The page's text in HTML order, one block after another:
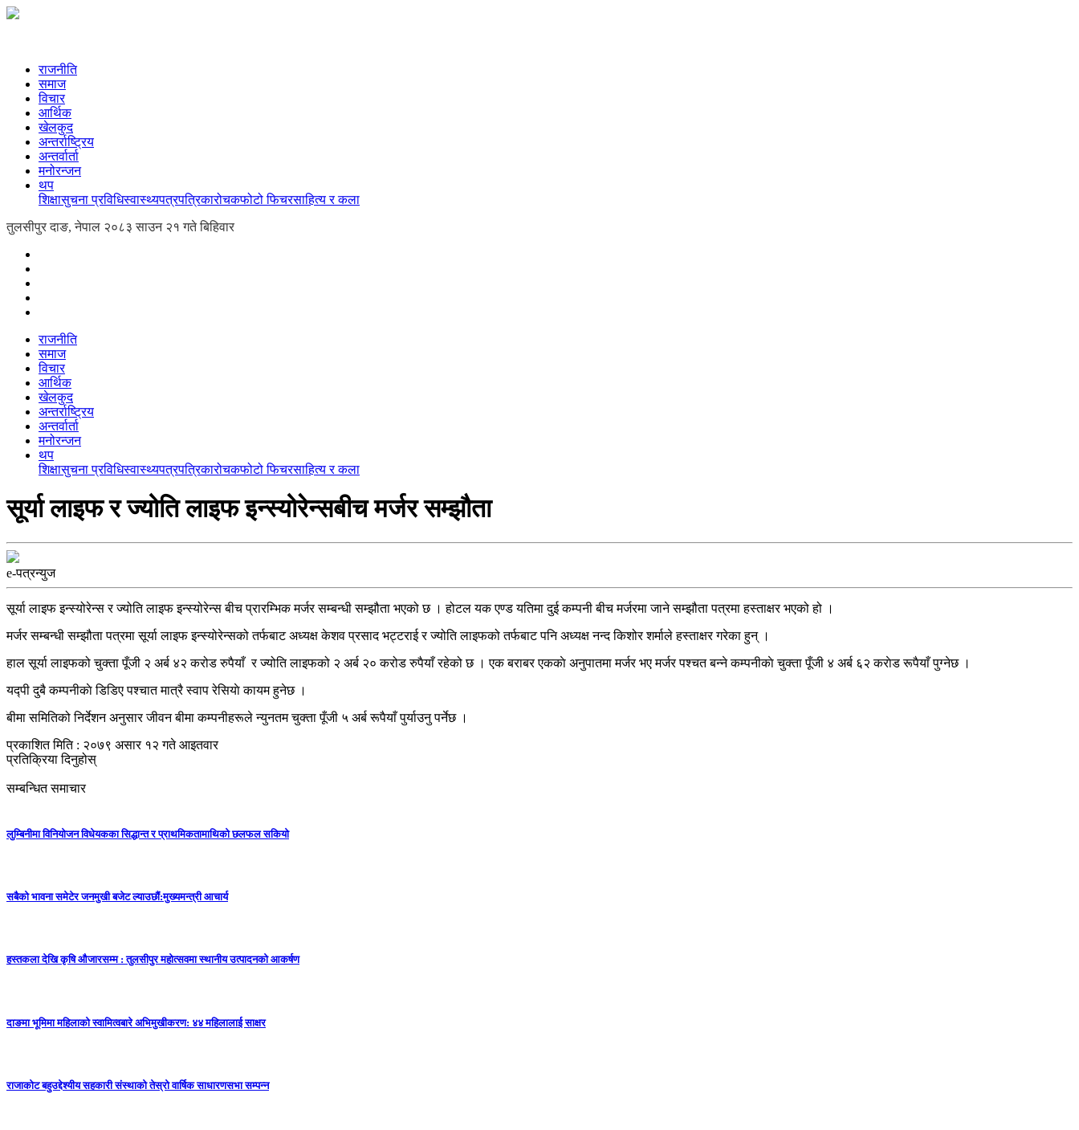
राजनीति
समाज
विचार
आर्थिक
खेलकुद
अन्तर्राष्ट्रिय
अन्तर्वार्ता
मनोरन्जन
थप
शिक्षासुचना प्रविधिस्वास्थ्यपत्रपत्रिकारोचकफोटो फिचरसाहित्य र कला
तुलसीपुर दाङ, नेपाल २०८३ साउन २१ गते बिहिवार
राजनीति
समाज
विचार
आर्थिक
खेलकुद
अन्तर्राष्ट्रिय
अन्तर्वार्ता
मनोरन्जन
थप
शिक्षासुचना प्रविधिस्वास्थ्यपत्रपत्रिकारोचकफोटो फिचरसाहित्य र कला
सूर्या लाइफ र ज्योति लाइफ इन्स्योरेन्सबीच मर्जर सम्झौता
e-पत्रन्युज
सूर्या लाइफ इन्स्योरेन्स र ज्योति लाइफ इन्स्योरेन्स बीच प्रारम्भिक मर्जर सम्बन्धी सम्झौता भएको छ । होटल यक एण्ड यतिमा दुई कम्पनी बीच मर्जरमा जाने सम्झौता पत्रमा हस्ताक्षर भएको हो ।
मर्जर सम्बन्धी सम्झौता पत्रमा सूर्या लाइफ इन्स्योरेन्सको तर्फबाट अध्यक्ष केशव प्रसाद भट्टराई र ज्योति लाइफको तर्फबाट पनि अध्यक्ष नन्द किशोर शर्माले हस्ताक्षर गरेका हुन् ।
हाल सूर्या लाइफको चुक्ता पूँजी २ अर्ब ४२ करोड रुपैयाँ र ज्योति लाइफको २ अर्ब २० करोड रुपैयाँ रहेको छ । एक बराबर एककाे अनुपातमा मर्जर भए मर्जर पश्चत बन्ने कम्पनीकाे चुक्ता पूँजी ४ अर्ब ६२ कराेड रूपैयाँ पुग्नेछ ।
यद्पी दुबै कम्पनीकाे डिडिए पश्चात मात्रै स्वाप रेसियाे कायम हुनेछ ।
बीमा समितिको निर्देशन अनुसार जीवन बीमा कम्पनीहरूले न्युनतम चुक्ता पूँजी ५ अर्ब रूपैयाँ पुर्याउनु पर्नेछ ।
प्रकाशित मिति : २०७९ असार १२ गते आइतवार
प्रतिक्रिया दिनुहोस्
सम्बन्धित समाचार
लुम्बिनीमा विनियोजन विधेयकका सिद्धान्त र प्राथमिकतामाथिको छलफल सकियो
सबैको भावना समेटेर जनमुखी बजेट ल्याउछाैं:मुख्यमन्त्री आचार्य
हस्तकला देखि कृषि औजारसम्म : तुलसीपुर महोत्सवमा स्थानीय उत्पादनको आकर्षण
दाङमा भूमिमा महिलाको स्वामित्वबारे अभिमुखीकरण: ४४ महिलालाई साक्षर
राजाकाेट बहुउद्देश्यीय सहकारी संस्थाको तेस्रो वार्षिक साधारणसभा सम्पन्न